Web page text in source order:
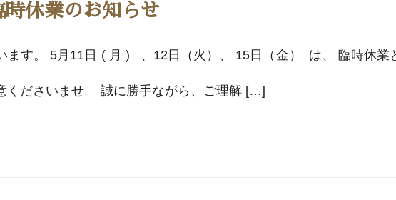
休業のお知らせ
ます。 5月11日 ( 月 ) 、12日（火）、 15日（金） は、 臨時休業
くださいませ。 誠に勝手ながら、ご理解 […]